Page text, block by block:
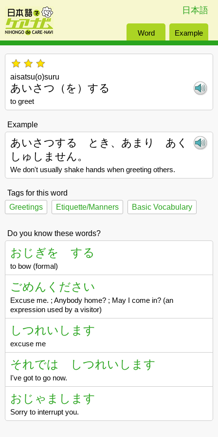
日本語
Word Example
aisatsu(o)suru
あいさつ（を）する
to greet
Example
あいさつする とき、あまり あく
しゅしません。
We don't usually shake hands when greeting others.
Tags for this word
Greetings
Etiquette/Manners Basic Vocabulary
Do you know these words?
おじぎを する
to bow (formal)
ごめんください
Excuse me. ; Anybody home? ; May I come in? (an
expression used by a visitor)
しつれいします
excuse me
それでは しつれいします
I've got to go now.
おじゃまします
Sorry to interrupt you.